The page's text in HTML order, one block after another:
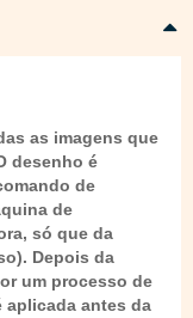
as imagens que
desenho é
de
de
só que da
Depois da
um processo de
aplicada antes da